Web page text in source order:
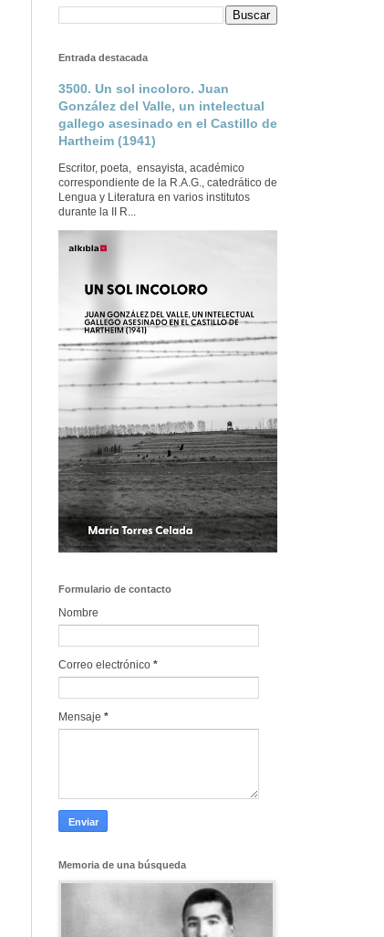
Entrada destacada
3500. Un sol incoloro. Juan
González del Valle, un intelectual
gallego asesinado en el Castillo de
Hartheim (1941)
Escritor, poeta, ensayista, académico
correspondiente de la R.A.G., catedrático de
Lengua y Literatura en varios institutos
durante la II R...
Formulario de contacto
Nombre
Correo electrónico *
Mensaje *
Memoria de una búsqueda